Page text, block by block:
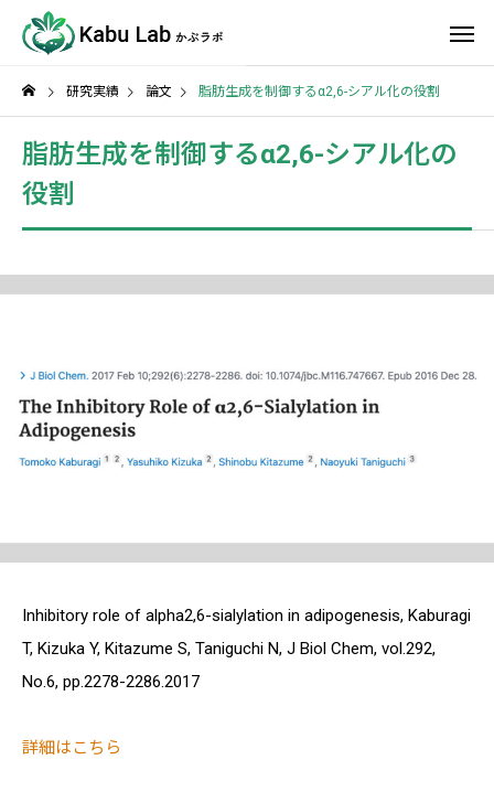
研究実績 論文 脂肪生成を制御するα2,6-シアル化の役割
脂肪生成を制御するα2,6-シアル化の
役割
Inhibitory role of alpha2,6-sialylation in adipogenesis, Kaburagi
T, Kizuka Y, Kitazume S, Taniguchi N, J Biol Chem, vol.292,
No.6, pp.2278-2286.2017
詳細はこちら